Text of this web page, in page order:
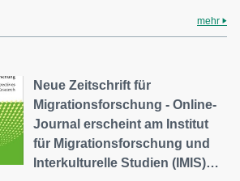
mehr
Neue Zeitschrift für
Migrationsforschung - Online-
Journal erscheint am Institut
für Migrationsforschung und
Interkulturelle Studien (IMIS)…